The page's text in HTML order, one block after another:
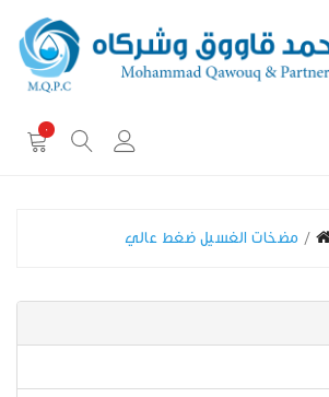
0
مضخات الغسيل ضغط عالي